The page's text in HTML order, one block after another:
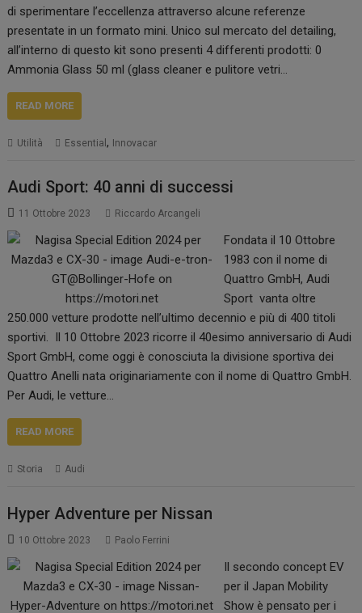
di sperimentare l’eccellenza attraverso alcune referenze
presentate in un formato mini. Unico sul mercato del detailing,
all’interno di questo kit sono presenti 4 differenti prodotti: 0
Ammonia Glass 50 ml (glass cleaner e pulitore vetri…
READ MORE
Utilità Essential, Innovacar
Audi Sport: 40 anni di successi
11 Ottobre 2023 Riccardo Arcangeli
Fondata il 10 Ottobre
1983 con il nome di
Quattro GmbH, Audi
Sport vanta oltre
250.000 vetture prodotte nell’ultimo decennio e più di 400 titoli
sportivi. Il 10 Ottobre 2023 ricorre il 40esimo anniversario di Audi
Sport GmbH, come oggi è conosciuta la divisione sportiva dei
Quattro Anelli nata originariamente con il nome di Quattro GmbH.
Per Audi, le vetture…
READ MORE
Storia Audi
Hyper Adventure per Nissan
10 Ottobre 2023 Paolo Ferrini
Il secondo concept EV
per il Japan Mobility
Show è pensato per i